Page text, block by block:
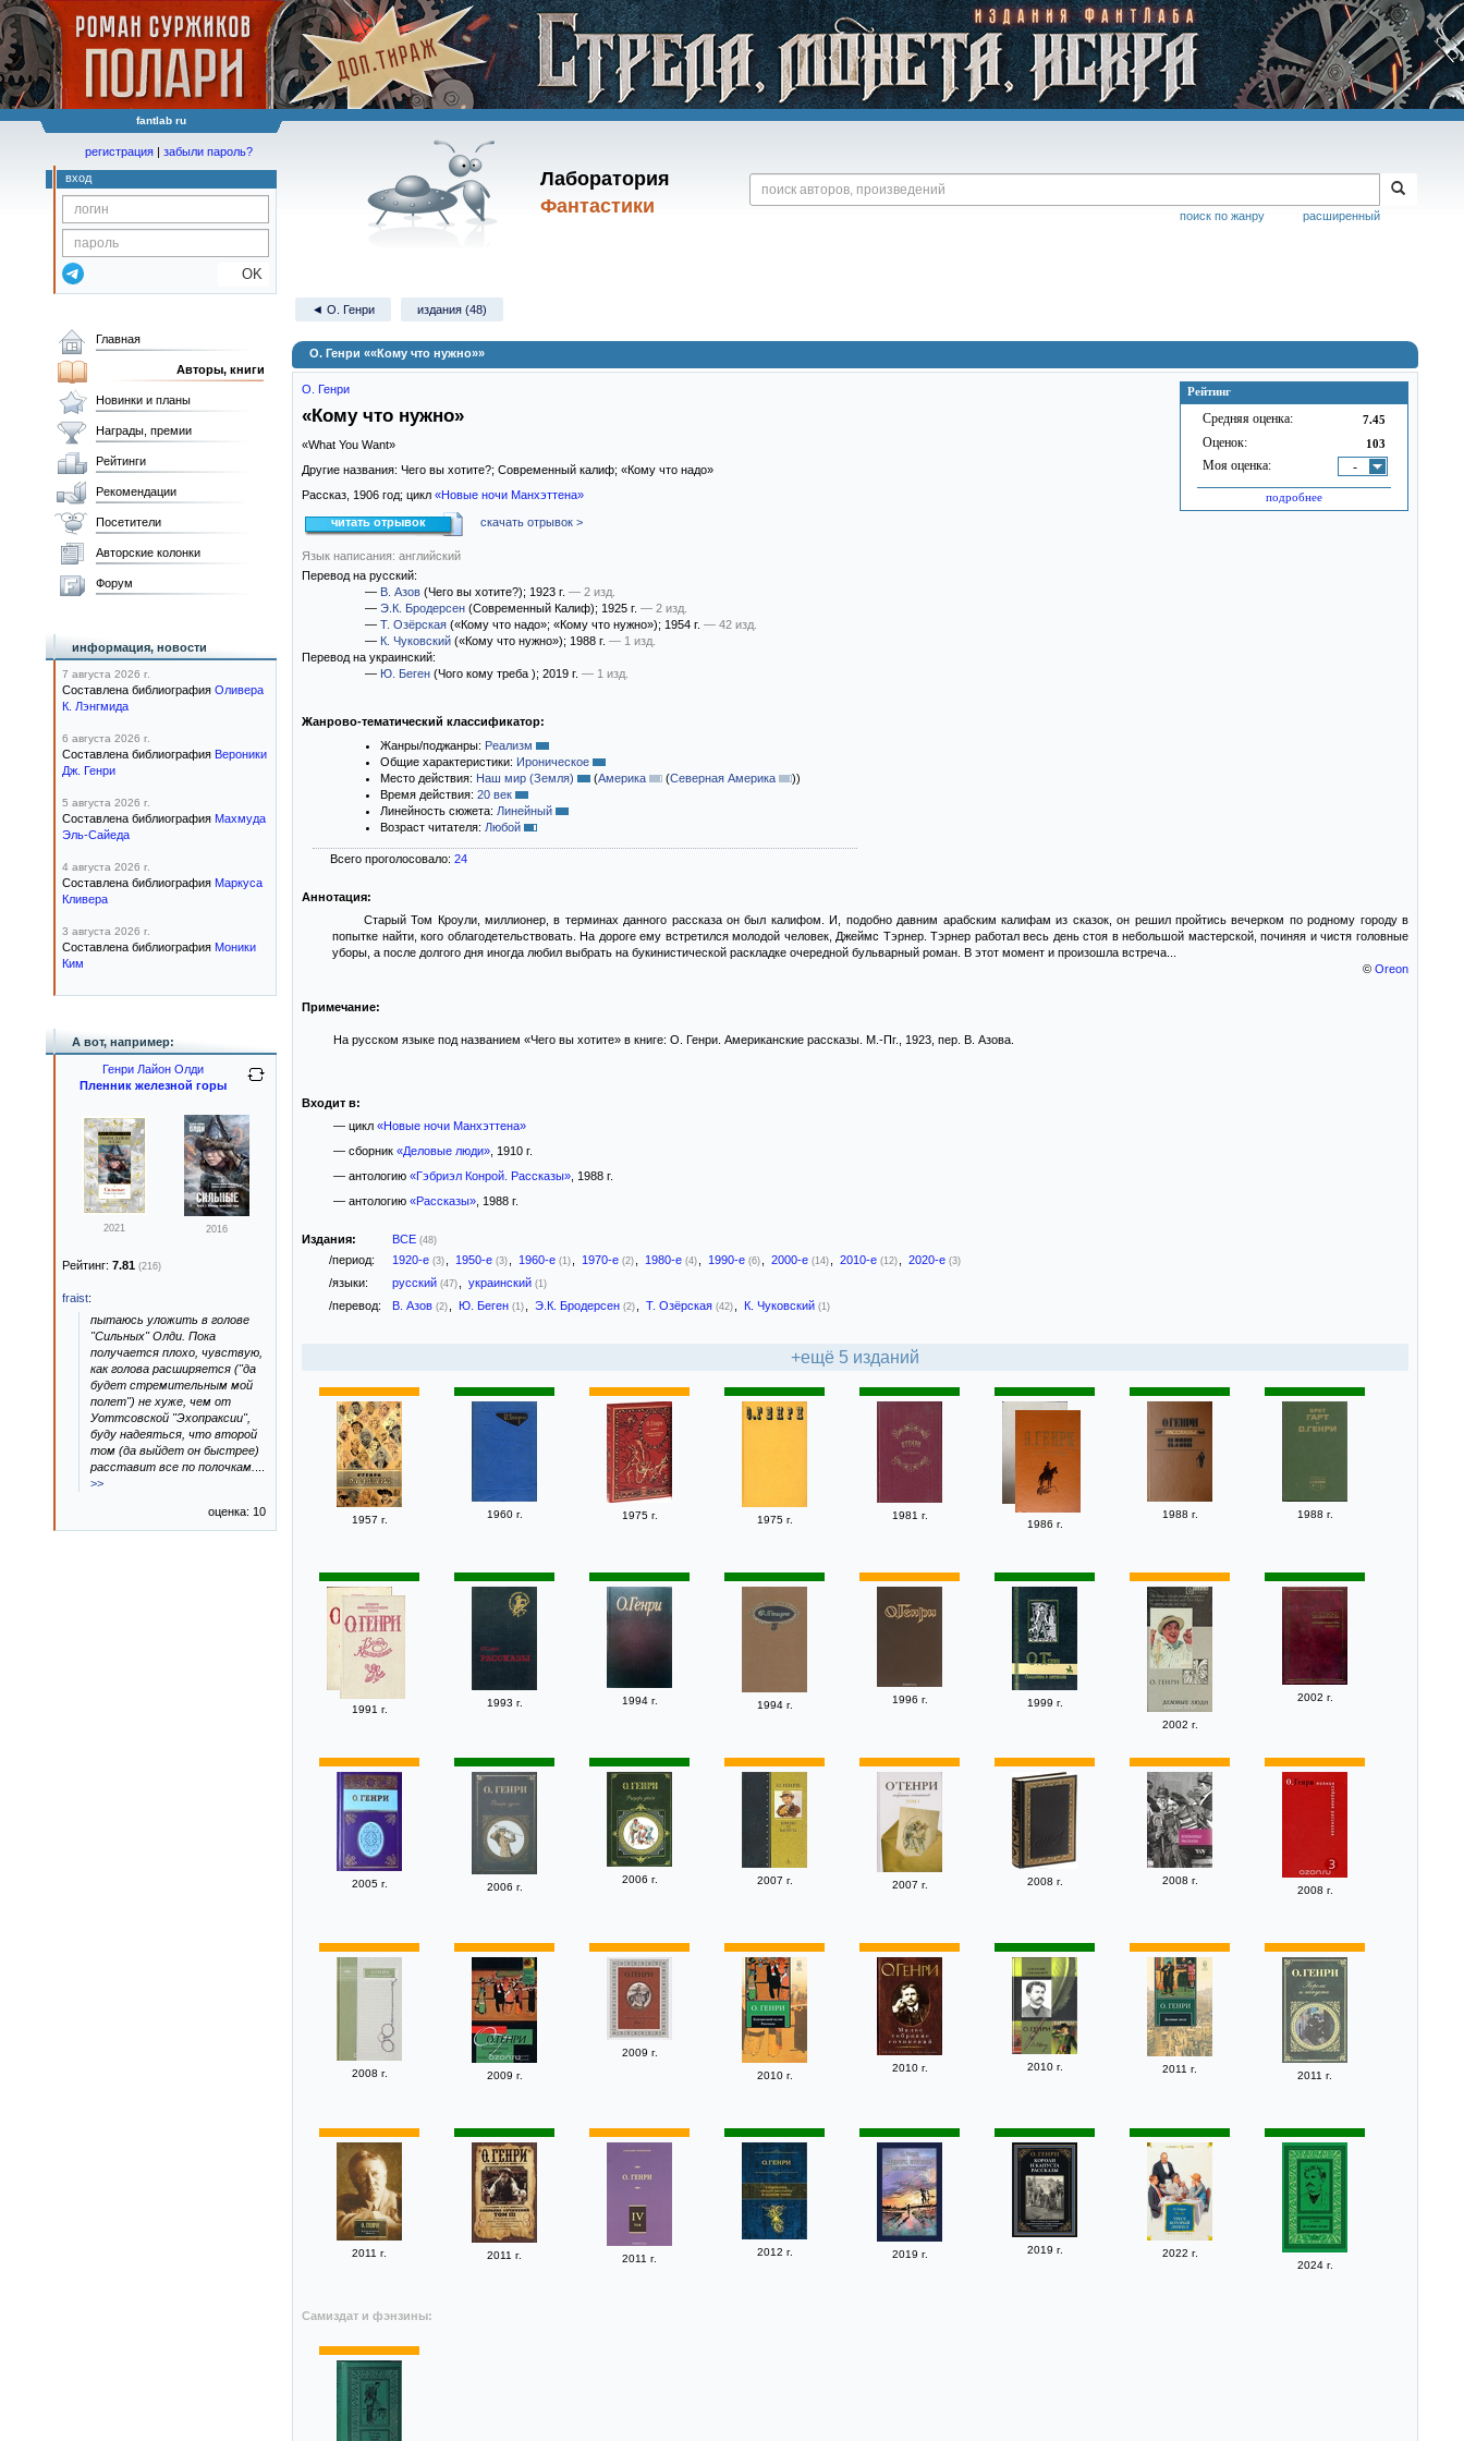
fantlab ru
Лаборатория
Фантастики
расширенный
поиск по жанру
регистрация | забыли пароль?
вход
OK
◄ О. Генри издания (48)
О. Генри ««Кому что нужно»»
Рейтинг
Средняя оценка: 7.45
Оценок: 103
Моя оценка: -
подробнее
О. Генри
«Кому что нужно»
«What You Want»
Другие названия: Чего вы хотите?; Современный калиф; «Кому что надо»
Рассказ, 1906 год; цикл «Новые ночи Манхэттена»
читать отрывок скачать отрывок >
Язык написания: английский
Перевод на русский:
— В. Азов (Чего вы хотите?); 1923 г. — 2 изд.
— Э.К. Бродерсен (Современный Калиф); 1925 г. — 2 изд.
— Т. Озёрская («Кому что надо»; «Кому что нужно»); 1954 г. — 42 изд.
— К. Чуковский («Кому что нужно»); 1988 г. — 1 изд.
Перевод на украинский:
— Ю. Беген (Чого кому треба ); 2019 г. — 1 изд.
Жанрово-тематический классификатор:
Жанры/поджанры: Реализм
Общие характеристики: Ироническое
Место действия: Наш мир (Земля) (Америка (Северная Америка ))
Время действия: 20 век
Линейность сюжета: Линейный
Возраст читателя: Любой
Всего проголосовало: 24
Аннотация:
Старый Том Кроули, миллионер, в терминах данного рассказа он был калифом. И, подобно давним арабским калифам из сказок, он решил пройтись вечерком по родному городу в
попытке найти, кого облагодетельствовать. На дороге ему встретился молодой человек, Джеймс Тэрнер. Тэрнер работал весь день стоя в небольшой мастерской, починяя и чистя головные
уборы, а после долгого дня иногда любил выбрать на букинистической раскладке очередной бульварный роман. В этот момент и произошла встреча...
© Oreon
Примечание:
На русском языке под названием «Чего вы хотите» в книге: О. Генри. Американские рассказы. М.-Пг., 1923, пер. В. Азова.
Входит в:
— цикл «Новые ночи Манхэттена»
— сборник «Деловые люди», 1910 г.
— антологию «Гэбриэл Конрой. Рассказы», 1988 г.
— антологию «Рассказы», 1988 г.
Издания: ВСЕ (48)
/период: 1920-е (3) 1950-е (3) 1960-е (1) 1970-е (2) 1980-е (4) 1990-е (6) 2000-е (14) 2010-е (12) 2020-е (3)
/языки: русский (47) украинский (1)
/перевод: В. Азов (2) Ю. Беген (1) Э.К. Бродерсен (2) Т. Озёрская (42) К. Чуковский (1)
+ещё 5 изданий
1957 г. 1960 г. 1975 г. 1975 г. 1981 г.
1986 г.
1988 г. 1988 г.
1991 г.
1993 г. 1994 г. 1994 г. 1996 г.
1999 г.
2002 г.
2002 г.
2005 г. 2006 г.
2006 г. 2007 г. 2007 г. 2008 г.
2008 г.
2008 г.
2008 г. 2009 г.
2009 г.
2010 г.
2010 г. 2010 г. 2011 г.
2011 г.
2011 г. 2011 г. 2011 г.
2012 г. 2019 г. 2019 г.
2022 г.
2024 г.
Самиздат и фэнзины:
Главная
Авторы, книги
Новинки и планы
Награды, премии
Рейтинги
Рекомендации
Посетители
Авторские колонки
Форум
информация, новости
7 августа 2026 г.
Составлена библиография Оливера
К. Лэнгмида
6 августа 2026 г.
Составлена библиография Вероники
Дж. Генри
5 августа 2026 г.
Составлена библиография Махмуда
Эль-Сайеда
4 августа 2026 г.
Составлена библиография Маркуса
Кливера
3 августа 2026 г.
Составлена библиография Моники
Ким
А вот, например:
Генри Лайон Олди
Пленник железной горы
2021 2016
Рейтинг: 7.81 (216)
fraist:
пытаюсь уложить в голове
"Сильных" Олди. Пока
получается плохо, чувствую,
как голова расширяется ("да
будет стремительным мой
полет") не хуже, чем от
Уоттсовской "Эхопраксии",
буду надеяться, что второй
том (да выйдет он быстрее)
расставит все по полочкам.
>>
оценка: 10